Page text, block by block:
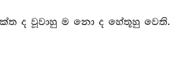
ද වූවාහු ම නො ද හේතූහු වෙති.